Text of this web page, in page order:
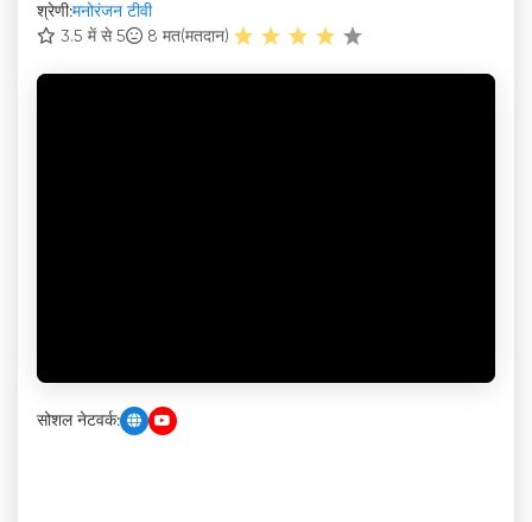
श्रेणी:मनोरंजन टीवी
3.5 में से 5
8 मत(मतदान)
सोशल नेटवर्क: